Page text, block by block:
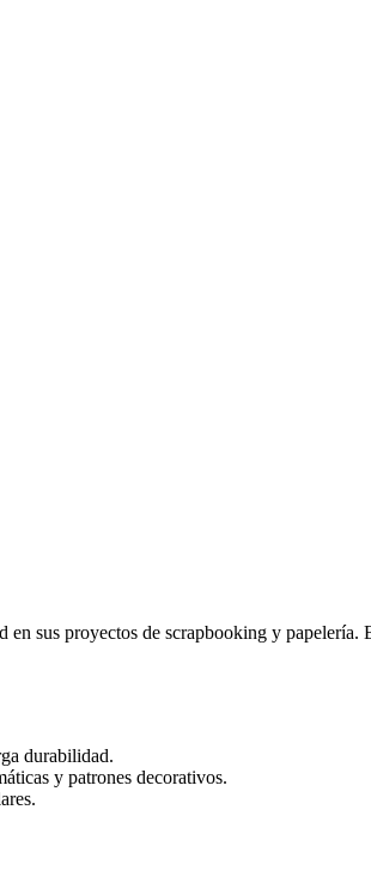
sus proyectos de scrapbooking y papelería.
durabilidad.
y patrones decorativos.